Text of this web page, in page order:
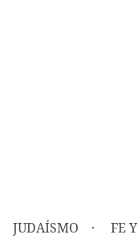
JUDAÍSMO FE